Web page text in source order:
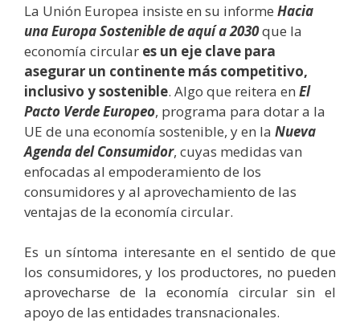
La Unión Europea insiste en su informe Hacia
una Europa Sostenible de aquí a 2030que la
economía circular es un eje clave para
asegurar un continente más competitivo,
inclusivo y sostenible. Algo que reitera en El
Pacto Verde Europeo, programa para dotar a la
UE de una economía sostenible, y en la Nueva
Agenda del Consumidor, cuyas medidas van
enfocadas al empoderamiento de los
consumidores y al aprovechamiento de las
ventajas de la economía circular.
Es un síntoma interesante en el sentido de que
los consumidores, y los productores, no pueden
aprovecharse de la economía circular sin el
apoyo de las entidades transnacionales.